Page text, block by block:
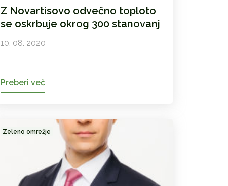
Z Novartisovo odvečno toploto
se oskrbuje okrog 300 stanovanj
10. 08. 2020
Preberi več
Zeleno omrežje